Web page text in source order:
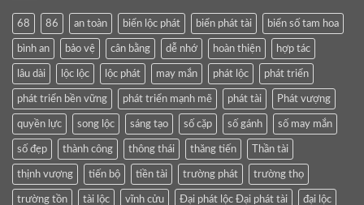
68 86 an toàn biển lộc phát biển phát tài biển số tam hoa
bình an bảo vệ cân bằng dễ nhớ hoàn thiện hợp tác
lâu dài lộc lộc lộc phát may mắn phát lộc phát triển
phát triển bền vững phát triển mạnh mẽ phát tài Phát vượng
quyền lực song lộc sáng tạo số cặp số gánh số may mắn
số đẹp thành công thông thái thăng tiến Thần tài
thịnh vượng tiến bộ tiền tài trường phát trường thọ
trường tồn tài lộc vĩnh cửu Đại phát lộc Đại phát tài đại lộc